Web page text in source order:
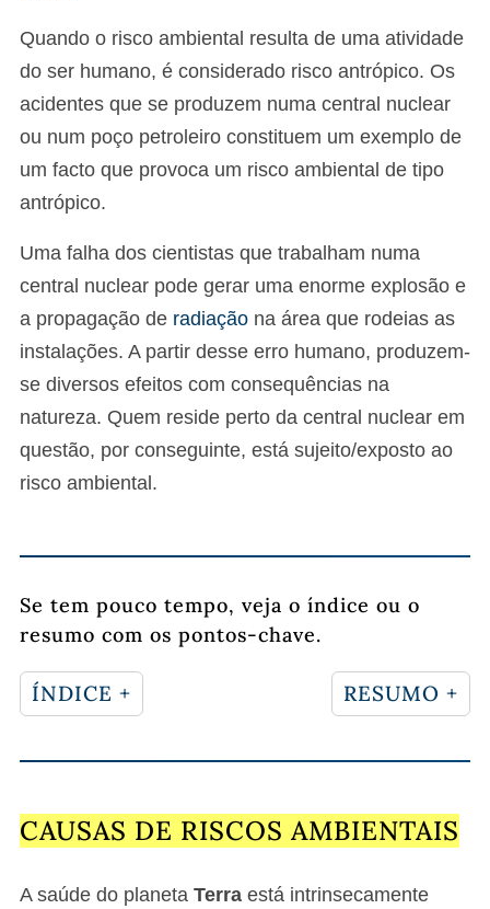
Quando o risco ambiental resulta de uma atividade
do ser humano, é considerado risco antrópico. Os
acidentes que se produzem numa central nuclear
ou num poço petroleiro constituem um exemplo de
um facto que provoca um risco ambiental de tipo
antrópico.
Uma falha dos cientistas que trabalham numa
central nuclear pode gerar uma enorme explosão e
a propagação de radiação na área que rodeias as
instalações. A partir desse erro humano, produzem-
se diversos efeitos com consequências na
natureza. Quem reside perto da central nuclear em
questão, por conseguinte, está sujeito/exposto ao
risco ambiental.
Se tem pouco tempo, veja o índice ou o
resumo com os pontos-chave.
ÍNDICE + RESUMO +
CAUSAS DE RISCOS AMBIENTAIS
A saúde do planeta Terra está intrinsecamente